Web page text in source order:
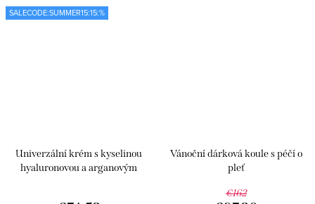
SALECODE:SUMMER15:15:%
Univerzální krém s kyselinou
hyaluronovou a arganovým
Vánoční dárková koule s péčí o
pleť
€162